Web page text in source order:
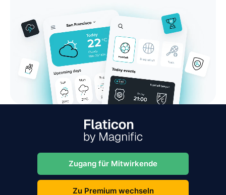
Zugang für Mitwirkende
Zu Premium wechseln